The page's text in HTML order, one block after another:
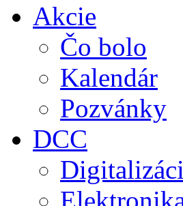
Akcie
Čo bolo
Kalendár
Pozvánky
DCC